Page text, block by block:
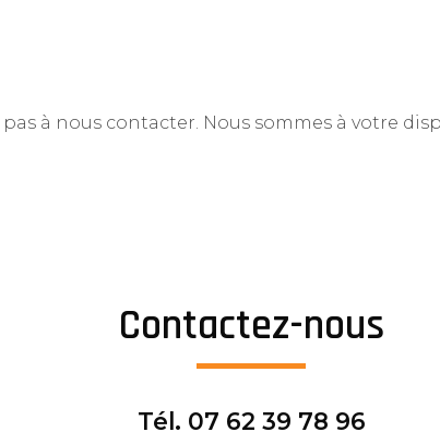
à nous contacter. Nous sommes à votre
Contactez-nous
Tél. 07 62 39 78 96